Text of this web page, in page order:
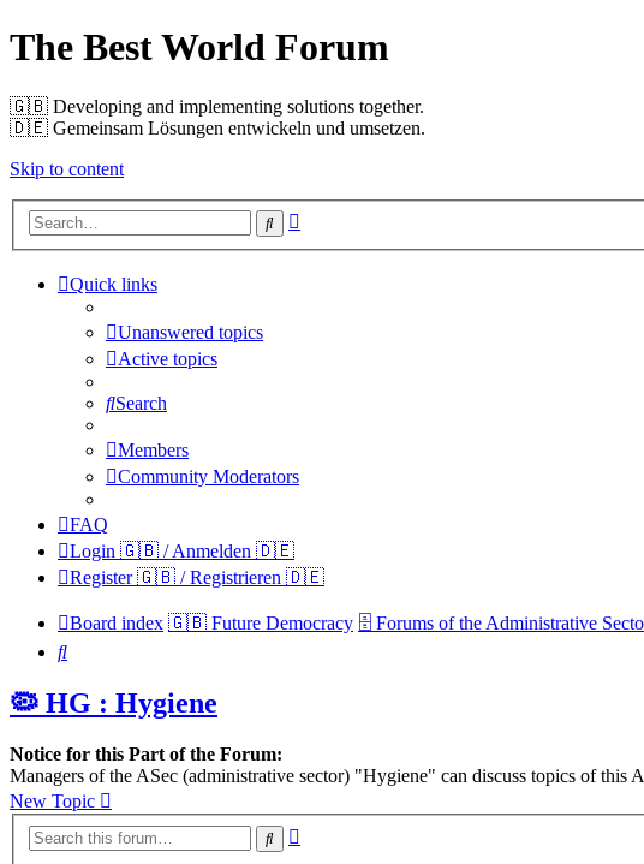
The Best World Forum
🇬🇧️ Developing and implementing solutions together.
🇩🇪️ Gemeinsam Lösungen entwickeln und umsetzen.
Skip to content
Search
Quick links
Unanswered topics
Active topics
Search
Members
Community Moderators
FAQ
Login 🇬🇧 / Anmelden 🇩🇪
Register 🇬🇧 / Registrieren 🇩🇪
Board index 🇬🇧 Future Democracy 🗄️ Forums of the Administrative
Search
🦠 HG : Hygiene
Notice for this Part of the Forum:
Managers of the ASec (administrative sector) "Hygiene" can discuss topics of this
New Topic
Search